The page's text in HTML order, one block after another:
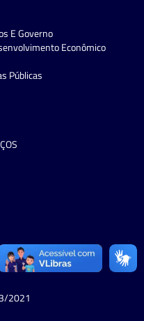
E Governo
Econômico
Públicas
2021